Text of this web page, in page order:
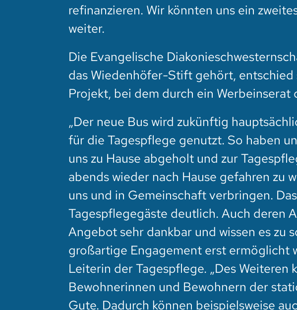
refinanzieren. Wir könnten uns ein
weiter.
Die Evangelische
das Wiedenhöfer-Stift gehört,
Projekt, bei dem durch ein
„Der neue Bus wird zukünftig
für die Tagespflege genutzt. So haben
uns zu Hause abgeholt und zur
abends wieder nach Hause gefahren zu
uns und in Gemeinschaft verbringen.
Tagespflegegäste deutlich. Auch deren
Angebot sehr dankbar und wissen es zu
großartige Engagement erst ermöglicht
Leiterin der Tagespflege. „Des Weiteren
Bewohnerinnen und Bewohnern der
Gute. Dadurch können beispielsweise